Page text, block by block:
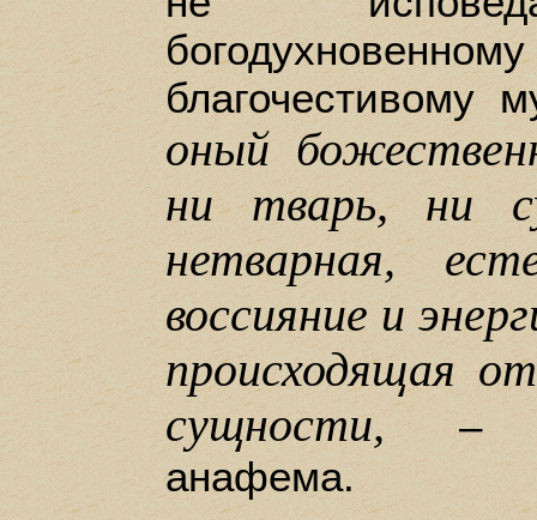
благочестивому
оный
ни тварь, ни
нетварная,
воссияние и
происходящая
сущности, –
анафема.